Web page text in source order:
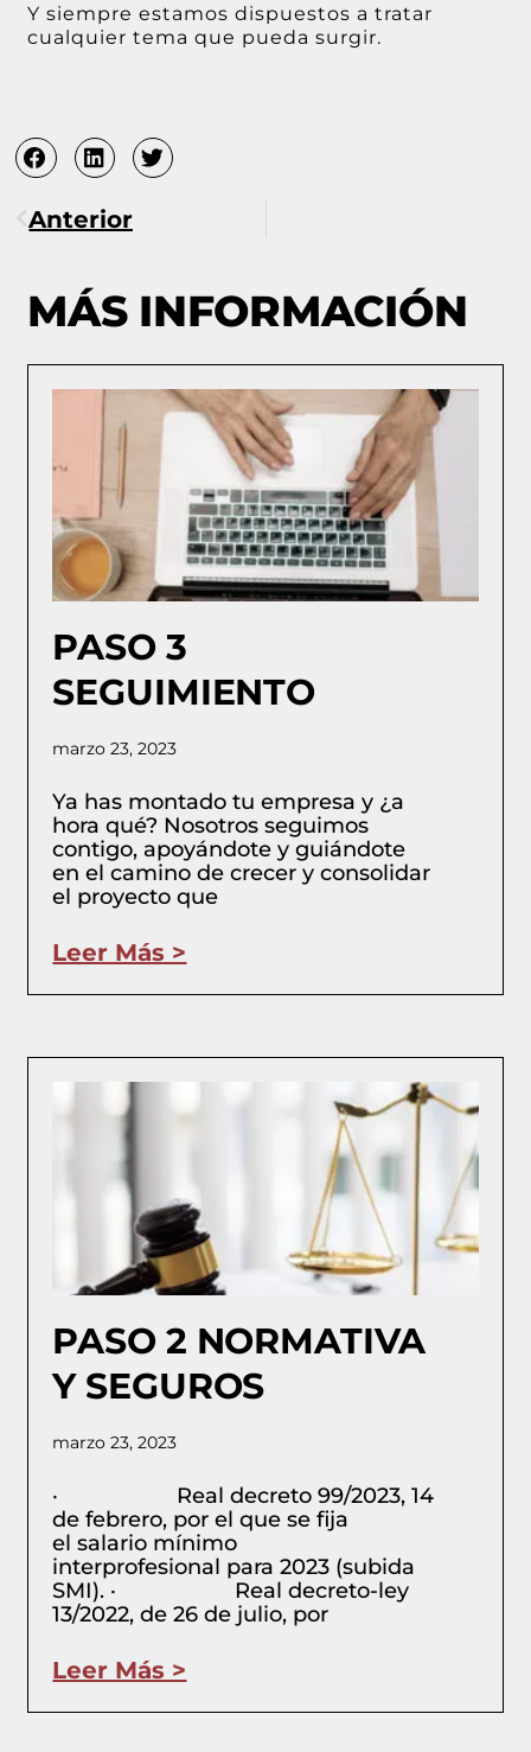
Y siempre estamos dispuestos a tratar
cualquier tema que pueda surgir.
Anterior
MÁS INFORMACIÓN
PASO 3
SEGUIMIENTO
marzo 23, 2023
Ya has montado tu empresa y ¿a
hora qué? Nosotros seguimos
contigo, apoyándote y guiándote
en el camino de crecer y consolidar
el proyecto que
Leer Más >
PASO 2 NORMATIVA
Y SEGUROS
marzo 23, 2023
· Real decreto 99/2023, 14
de febrero, por el que se fija
el salario mínimo
interprofesional para 2023 (subida
SMI). · Real decreto-ley
13/2022, de 26 de julio, por
Leer Más >